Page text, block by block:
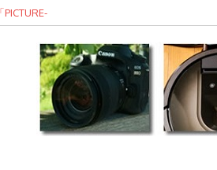
RXD